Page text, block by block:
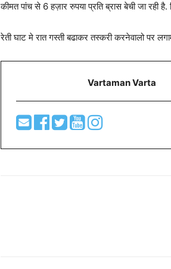
कीमत पांच से 6 हज़ार रुपया प्रति ब्रास बेची जा रही
रेती घाट मे रात गस्ती बढाकर तस्करी करनेवालो पर
Vartaman Varta